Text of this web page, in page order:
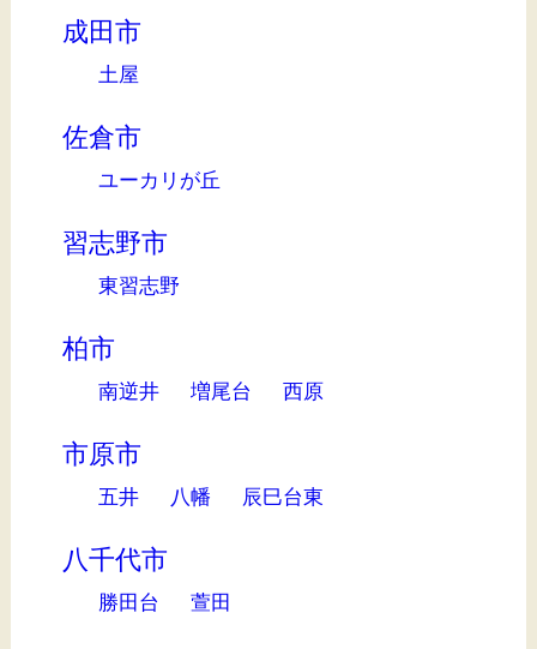
成田市
土屋
佐倉市
ユーカリが丘
習志野市
東習志野
柏市
南逆井 増尾台 西原
市原市
五井 八幡 辰巳台東
八千代市
勝田台 萱田